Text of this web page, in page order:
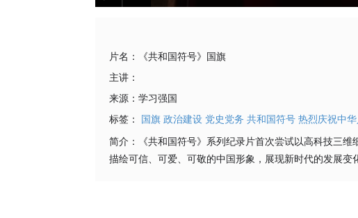
片名：
《共和国符号》国旗
主讲：
来源： 学习强国
标签： 国旗 政治建设 党史党务 共和国符号 热烈庆祝中
简介：
《共和国符号》系列纪录片首次尝试以高科技三
描绘可信、可爱、可敬的中国形象，展现新时代的发展变